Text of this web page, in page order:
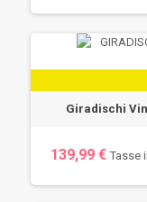
Giradischi
139,99 € Tasse